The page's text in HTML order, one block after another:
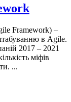
Framework) –
в Agile.
2017 – 2021
міфів
...